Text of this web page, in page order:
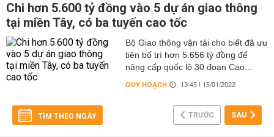
Chi hơn 5.600 tỷ đồng vào 5 dự án giao thông
tại miền Tây, có ba tuyến cao tốc
Bộ Giao thông vận tải cho biết đã ưu
tiên bố trí hơn 5.656 tỷ đồng để
nâng cấp quốc lộ 30 đoạn Cao...
QUY HOẠCH 13:45 | 15/01/2022
TÌM THEO NGÀY TRƯỚC SAU